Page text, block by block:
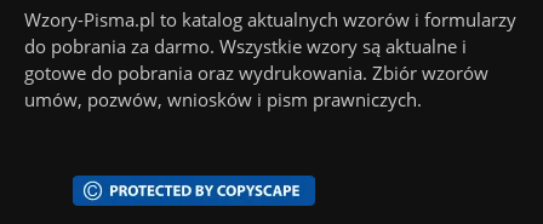
Wzory-Pisma.pl to katalog aktualnych wzorów i formularzy
do pobrania za darmo. Wszystkie wzory są aktualne i
gotowe do pobrania oraz wydrukowania. Zbiór wzorów
umów, pozwów, wniosków i pism prawniczych.